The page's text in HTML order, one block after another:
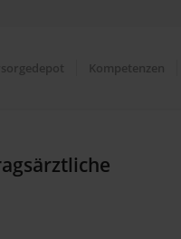
Kompetenzen